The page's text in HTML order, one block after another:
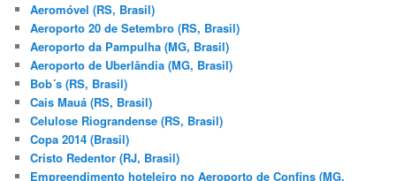
i
s
a
r
Aeromóvel (RS, Brasil)
Aeroporto 20 de Setembro (RS, Brasil)
Aeroporto da Pampulha (MG, Brasil)
Aeroporto de Uberlândia (MG, Brasil)
Bob´s (RS, Brasil)
Cais Mauá (RS, Brasil)
Celulose Riograndense (RS, Brasil)
Copa 2014 (Brasil)
Cristo Redentor (RJ, Brasil)
Empreendimento hoteleiro no Aeroporto de Confins (MG,